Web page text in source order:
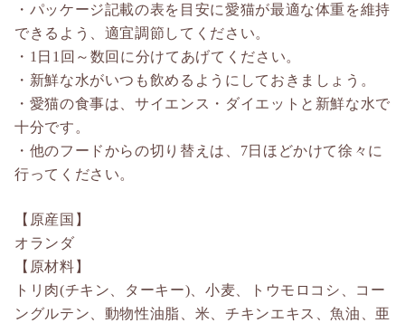
・パッケージ記載の表を目安に愛猫が最適な体重を維持
できるよう、適宜調節してください。
・1日1回～数回に分けてあげてください。
・新鮮な水がいつも飲めるようにしておきましょう。
・愛猫の食事は、サイエンス・ダイエットと新鮮な水で
十分です。
・他のフードからの切り替えは、7日ほどかけて徐々に
行ってください。
【原産国】
オランダ
【原材料】
トリ肉(チキン、ターキー)、小麦、トウモロコシ、コー
ングルテン、動物性油脂、米、チキンエキス、魚油、亜